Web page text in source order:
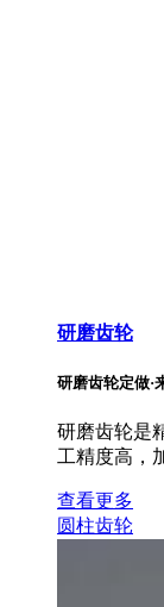
研磨齿轮
研磨齿轮定做·
研磨齿轮是
工精度高，
查看更多
圆柱齿轮